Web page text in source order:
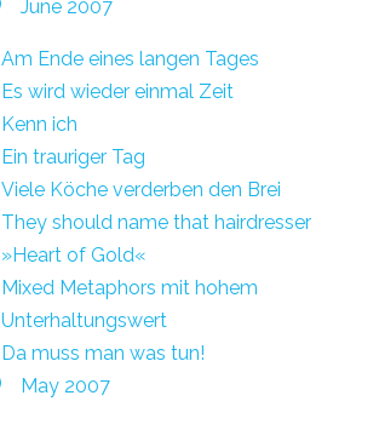
June 2007
Am Ende eines langen Tages
Es wird wieder einmal Zeit
Kenn ich
Ein trauriger Tag
Viele Köche verderben den Brei
They should name that hairdresser
»Heart of Gold«
Mixed Metaphors mit hohem
Unterhaltungswert
Da muss man was tun!
May 2007